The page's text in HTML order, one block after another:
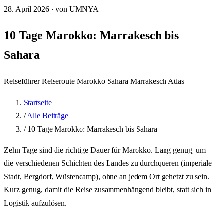
28. April 2026 · von UMNYA
10 Tage Marokko: Marrakesch bis
Sahara
ReiseführerReiseroute Marokko Sahara Marrakesch Atlas
Startseite
/ Alle Beiträge
/ 10 Tage Marokko: Marrakesch bis Sahara
Zehn Tage sind die richtige Dauer für Marokko. Lang genug, um
die verschiedenen Schichten des Landes zu durchqueren (imperiale
Stadt, Bergdorf, Wüstencamp), ohne an jedem Ort gehetzt zu sein.
Kurz genug, damit die Reise zusammenhängend bleibt, statt sich in
Logistik aufzulösen.